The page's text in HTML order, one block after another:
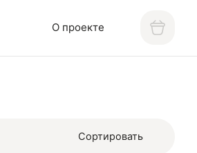
О проекте
Сортировать